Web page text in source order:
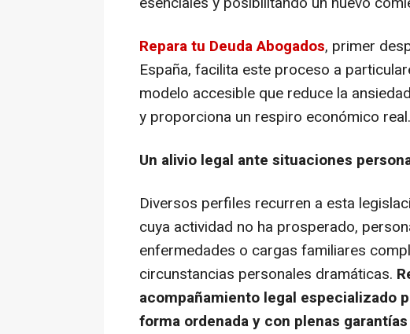
Repara tu Deuda Abogados, primer
España, facilita este proceso a
modelo accesible que reduce la
y proporciona un respiro económico real.
Un alivio legal ante situaciones
Diversos perfiles recurren a esta
cuya actividad no ha prosperado,
enfermedades o cargas familiares
circunstancias personales dramáticas.
acompañamiento legal especializado
forma ordenada y con plenas